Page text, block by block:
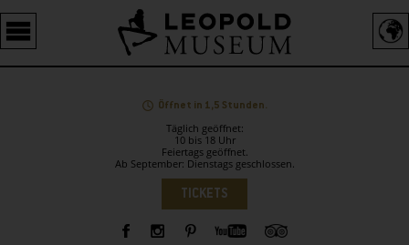
Barrierefreie
Bedienung
der
Öffnet in 1,5 Stunden.
Täglich geöffnet:
10 bis 18 Uhr
Feiertags geöffnet.
Ab September: Dienstags geschlossen.
TICKETS